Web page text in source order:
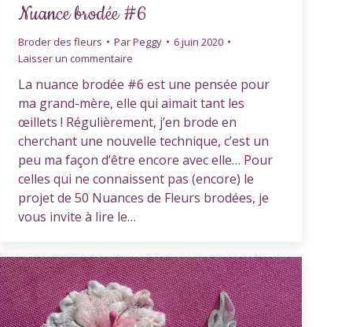
Nuance brodée #6
Broder des fleurs ParPeggy
6 juin 2020
Laisser un commentaire
La nuance brodée #6 est une pensée pour
ma grand-mère, elle qui aimait tant les
œillets ! Régulièrement, j’en brode en
cherchant une nouvelle technique, c’est un
peu ma façon d’être encore avec elle… Pour
celles qui ne connaissent pas (encore) le
projet de 50 Nuances de Fleurs brodées, je
vous invite à lire le…